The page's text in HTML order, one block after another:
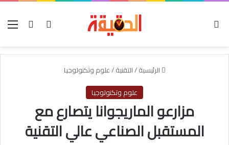
بحث عنتسجيل
الرئيسية/التقنية/علوم وتكنولوجيا
علوم وتكنولوجيا
مزارعو الماريجوانا يتصارع مع
المستقبل الصناعي عالي التقنية